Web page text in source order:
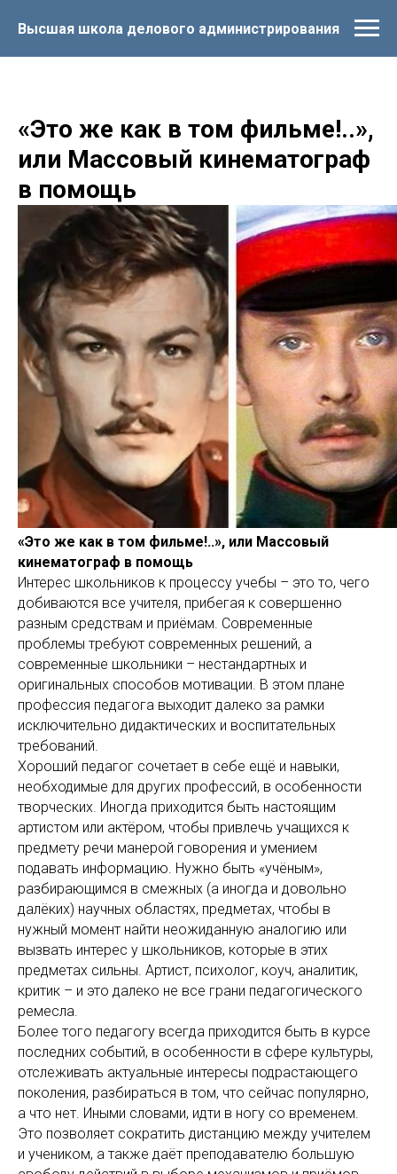
Высшая школа делового администрирования
«Это же как в том фильме!..»,
или Массовый кинематограф
в помощь
«Это же как в том фильме!..», или Массовый
кинематограф в помощь
Интерес школьников к процессу учебы – это то, чего
добиваются все учителя, прибегая к совершенно
разным средствам и приёмам. Современные
проблемы требуют современных решений, а
современные школьники – нестандартных и
оригинальных способов мотивации. В этом плане
профессия педагога выходит далеко за рамки
исключительно дидактических и воспитательных
требований.
Хороший педагог сочетает в себе ещё и навыки,
необходимые для других профессий, в особенности
творческих. Иногда приходится быть настоящим
артистом или актёром, чтобы привлечь учащихся к
предмету речи манерой говорения и умением
подавать информацию. Нужно быть «учёным»,
разбирающимся в смежных (а иногда и довольно
далёких) научных областях, предметах, чтобы в
нужный момент найти неожиданную аналогию или
вызвать интерес у школьников, которые в этих
предметах сильны. Артист, психолог, коуч, аналитик,
критик – и это далеко не все грани педагогического
ремесла.
Более того педагогу всегда приходится быть в курсе
последних событий, в особенности в сфере культуры,
отслеживать актуальные интересы подрастающего
поколения, разбираться в том, что сейчас популярно,
а что нет. Иными словами, идти в ногу со временем.
Это позволяет сократить дистанцию между учителем
и учеником, а также даёт преподавателю большую